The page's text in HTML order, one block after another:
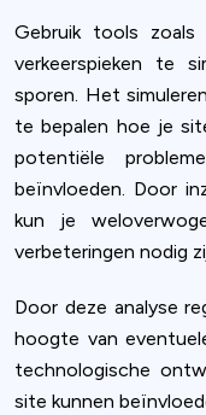
Gebruik tools
verkeerspieken te
sporen. Het
te bepalen hoe je
potentiële
beïnvloeden. Door
kun je
verbeteringen nodig
Door deze analyse
hoogte van
technologische
site kunnen